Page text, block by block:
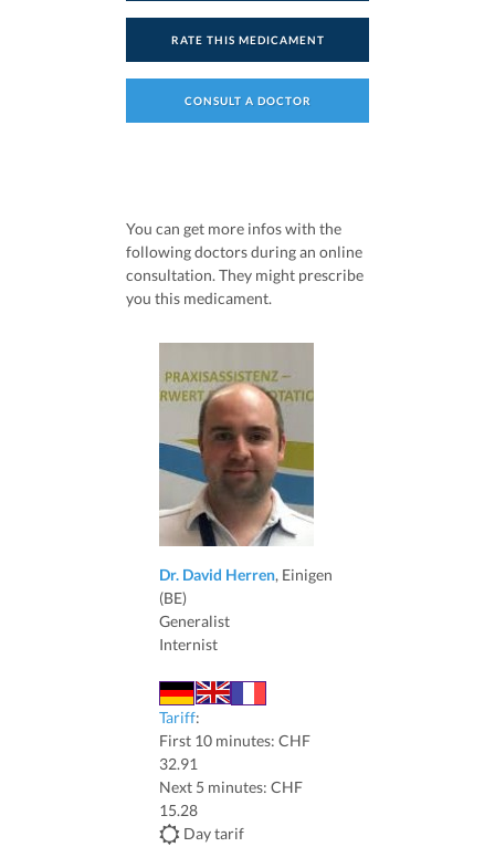
RATE THIS MEDICAMENT
CONSULT A DOCTOR
You can get more infos with the
following doctors during an online
consultation. They might prescribe
you this medicament.
Dr. David Herren, Einigen
(BE)
Generalist
Internist
Tariff:
First 10 minutes: CHF
32.91
Next 5 minutes: CHF
15.28
Day tarif